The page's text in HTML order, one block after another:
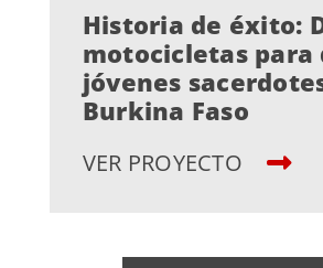
Historia de éxito:
motocicletas para
jóvenes
Burkina Faso
VER PROYECTO